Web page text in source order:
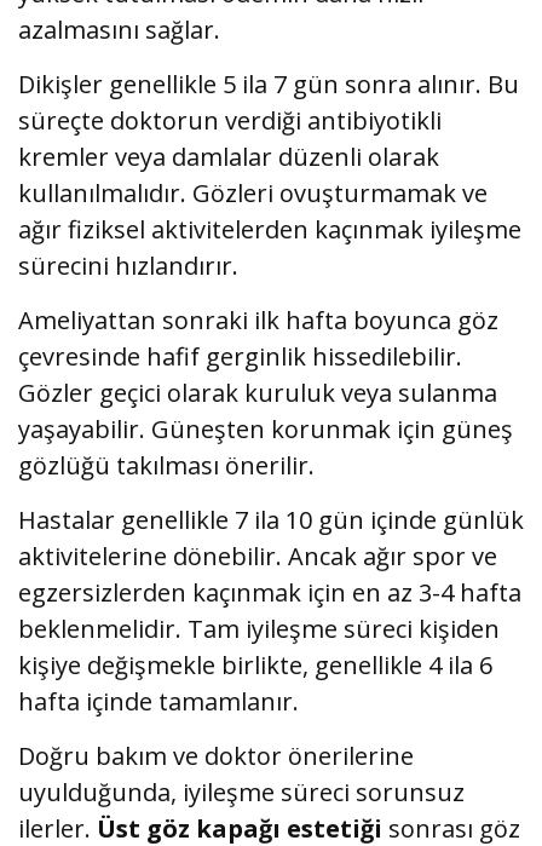
azalmasını sağlar.
Dikişler genellikle 5 ila 7 gün sonra alınır. Bu
süreçte doktorun verdiği antibiyotikli
kremler veya damlalar düzenli olarak
kullanılmalıdır. Gözleri ovuşturmamak ve
ağır fiziksel aktivitelerden kaçınmak iyileşme
sürecini hızlandırır.
Ameliyattan sonraki ilk hafta boyunca göz
çevresinde hafif gerginlik hissedilebilir.
Gözler geçici olarak kuruluk veya sulanma
yaşayabilir. Güneşten korunmak için güneş
gözlüğü takılması önerilir.
Hastalar genellikle 7 ila 10 gün içinde günlük
aktivitelerine dönebilir. Ancak ağır spor ve
egzersizlerden kaçınmak için en az 3-4 hafta
beklenmelidir. Tam iyileşme süreci kişiden
kişiye değişmekle birlikte, genellikle 4 ila 6
hafta içinde tamamlanır.
Doğru bakım ve doktor önerilerine
uyulduğunda, iyileşme süreci sorunsuz
ilerler. Üst göz kapağı estetiği sonrası göz